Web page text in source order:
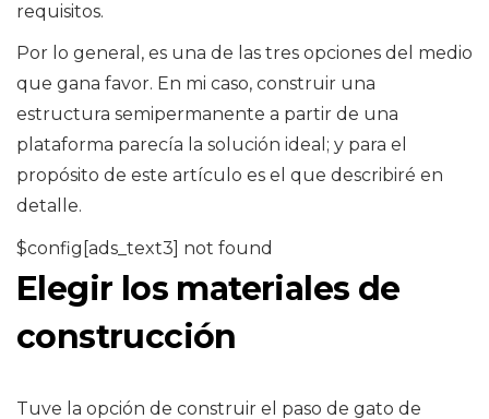
requisitos.
Por lo general, es una de las tres opciones del medio
que gana favor. En mi caso, construir una
estructura semipermanente a partir de una
plataforma parecía la solución ideal; y para el
propósito de este artículo es el que describiré en
detalle.
$config[ads_text3] not found
Elegir los materiales de
construcción
Tuve la opción de construir el paso de gato de